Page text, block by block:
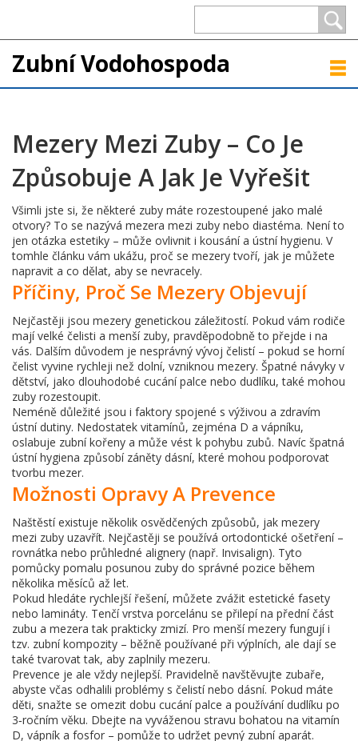
Zubní Vodohospoda
Mezery Mezi Zuby – Co Je
Způsobuje A Jak Je Vyřešit
Všimli jste si, že některé zuby máte rozestoupené jako malé
otvory? To se nazývá mezera mezi zuby nebo diastéma. Není to
jen otázka estetiky – může ovlivnit i kousání a ústní hygienu. V
tomhle článku vám ukážu, proč se mezery tvoří, jak je můžete
napravit a co dělat, aby se nevracely.
Příčiny, Proč Se Mezery Objevují
Nejčastěji jsou mezery genetickou záležitostí. Pokud vám rodiče
mají velké čelisti a menší zuby, pravděpodobně to přejde i na
vás. Dalším důvodem je nesprávný vývoj čelistí – pokud se horní
čelist vyvine rychleji než dolní, vzniknou mezery. Špatné návyky v
dětství, jako dlouhodobé cucání palce nebo dudlíku, také mohou
zuby rozestoupit.
Neméně důležité jsou i faktory spojené s výživou a zdravím
ústní dutiny. Nedostatek vitamínů, zejména D a vápníku,
oslabuje zubní kořeny a může vést k pohybu zubů. Navíc špatná
ústní hygiena způsobí záněty dásní, které mohou podporovat
tvorbu mezer.
Možnosti Opravy A Prevence
Naštěstí existuje několik osvědčených způsobů, jak mezery
mezi zuby uzavřít. Nejčastěji se používá ortodontické ošetření –
rovnátka nebo průhledné alignery (např. Invisalign). Tyto
pomůcky pomalu posunou zuby do správné pozice během
několika měsíců až let.
Pokud hledáte rychlejší řešení, můžete zvážit estetické fasety
nebo lamináty. Tenčí vrstva porcelánu se přilepí na přední část
zubu a mezera tak prakticky zmizí. Pro menší mezery fungují i
tzv. zubní kompozity – běžně používané při výplních, ale dají se
také tvarovat tak, aby zaplnily mezeru.
Prevence je ale vždy nejlepší. Pravidelně navštěvujte zubaře,
abyste včas odhalili problémy s čelistí nebo dásní. Pokud máte
děti, snažte se omezit dobu cucání palce a používání dudlíku po
3‑ročním věku. Dbejte na vyváženou stravu bohatou na vitamín
D, vápník a fosfor – pomůže to udržet pevný zubní aparát.